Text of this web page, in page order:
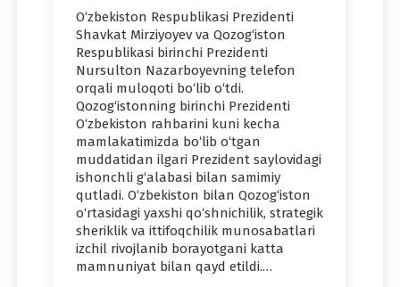
O‘zbekiston Respublikasi Prezidenti
Shavkat Mirziyoyev va Qozog‘iston
Respublikasi birinchi Prezidenti
Nursulton Nazarboyevning telefon
orqali muloqoti bo‘lib o‘tdi.
Qozog‘istonning birinchi Prezidenti
O‘zbekiston rahbarini kuni kecha
mamlakatimizda bo‘lib o‘tgan
muddatidan ilgari Prezident saylovidagi
ishonchli g‘alabasi bilan samimiy
qutladi. O‘zbekiston bilan Qozog‘iston
o‘rtasidagi yaxshi qo‘shnichilik, strategik
sheriklik va ittifoqchilik munosabatlari
izchil rivojlanib borayotgani katta
mamnuniyat bilan qayd etildi.…